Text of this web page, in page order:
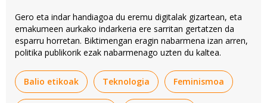
Gero eta indar handiagoa du eremu digitalak gizartean, eta
emakumeen aurkako indarkeria ere sarritan gertatzen da
esparru horretan. Biktimengan eragin nabarmena izan arren,
politika publikorik ezak nabarmenago uzten du kaltea.
Balio etikoak Teknologia Feminismoa